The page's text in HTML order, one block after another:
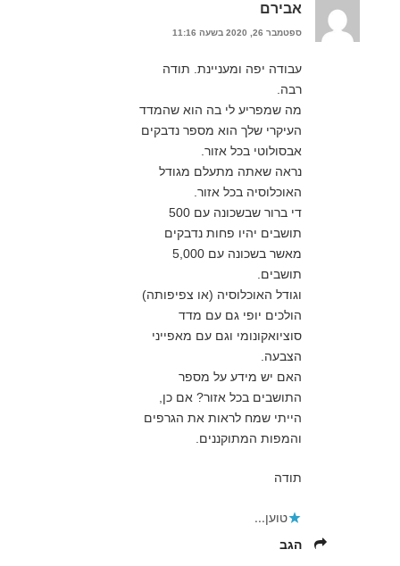
אבירם
ספטמבר 26, 2020 בשעה 11:16
עבודה יפה ומעניינת. תודה
רבה.
מה שמפריע לי בה הוא שהמדד
העיקרי שלך הוא מספר נדבקים
אבסולוטי בכל אזור.
נראה שאתה מתעלם מגודל
האוכלוסיה בכל אזור.
די ברור שבשכונה עם 500
תושבים יהיו פחות נדבקים
מאשר בשכונה עם 5,000
תושבים.
וגודל האוכלוסיה (או צפיפותה)
הולכים יופי גם עם מדד
סוציואקונומי וגם עם מאפייני
הצבעה.
האם יש מידע על מספר
התושבים בכל אזור? אם כן,
הייתי שמח לראות את הגרפים
והמפות המתוקננים.
תודה
טוען...
הגב